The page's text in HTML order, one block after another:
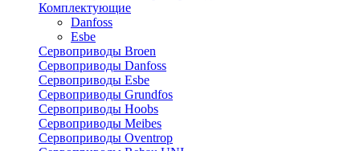
Комплектующие
Danfoss
Esbe
Сервоприводы Broen
Сервоприводы Danfoss
Сервоприводы Esbe
Сервоприводы Grundfos
Сервоприводы Hoobs
Сервоприводы Meibes
Сервоприводы Oventrop